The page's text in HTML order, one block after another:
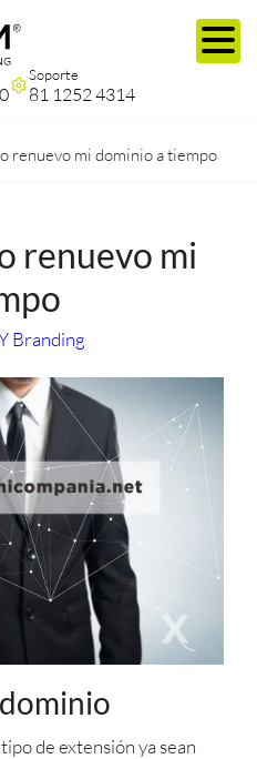
Soporte
81 1252 4314
renuevo mi dominio a tiempo
renuevo mi
Branding
de extensión ya sean